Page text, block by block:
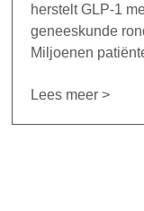
herstelt GLP-1
geneeskunde
Miljoenen
Lees meer >